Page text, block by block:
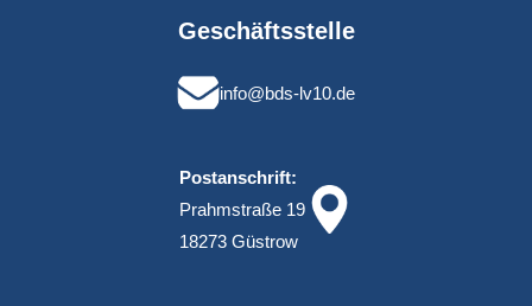
Geschäftsstelle
info@bds-lv10.de
Postanschrift:
Prahmstraße 19
18273 Güstrow